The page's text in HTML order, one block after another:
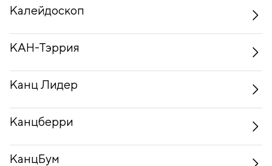
Калейдоскоп
КАН-Тэррия
Канц Лидер
Канцберри
КанцБум